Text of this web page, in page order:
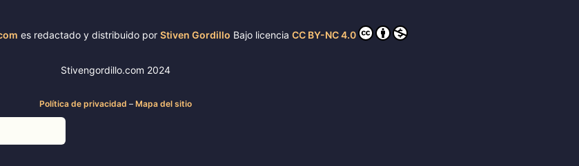
es redactado y distribuido por Stiven Gordillo Bajo licencia CC BY-NC 4.0
Stivengordillo.com 2024
Política de privacidad – Mapa del sitio